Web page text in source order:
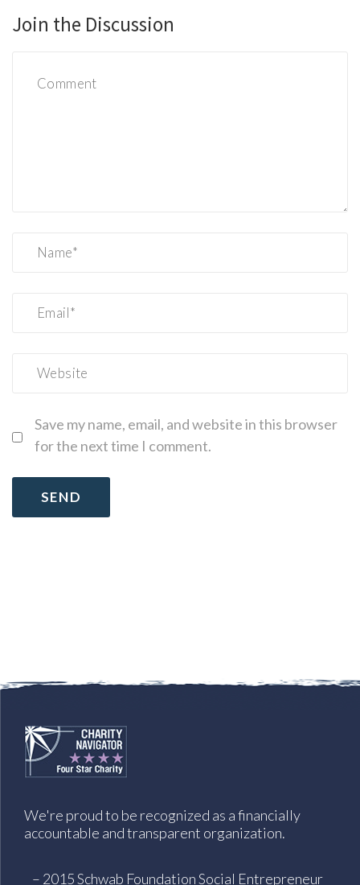
Join the Discussion
Save my name, email, and website in this browser
for the next time I comment.
We're proud to be recognized as a financially
accountable and transparent organization.
– 2015 Schwab Foundation Social Entrepreneur